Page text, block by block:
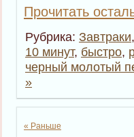
Прочитать
Рубрика: Завтраки,
10 минут, быстро,
черный молотый
»
« Раньше